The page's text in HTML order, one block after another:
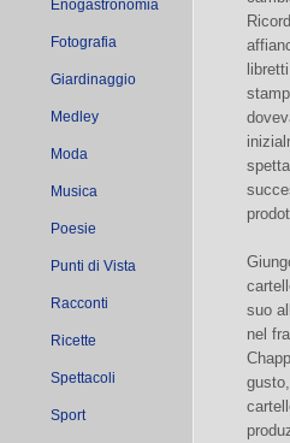
Enogastronomia
Fotografia
Giardinaggio
Medley
Moda
Musica
Poesie
Punti di Vista
Racconti
Ricette
Spettacoli
Sport
suo
nel